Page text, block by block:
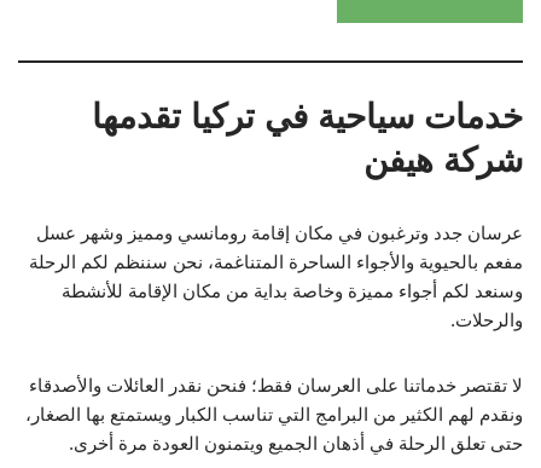
خدمات سياحية في تركيا تقدمها
شركة هيفن
عرسان جدد وترغبون في مكان إقامة رومانسي ومميز وشهر عسل
مفعم بالحيوية والأجواء الساحرة المتناغمة، نحن سننظم لكم الرحلة
وسنعد لكم أجواء مميزة وخاصة بداية من مكان الإقامة للأنشطة
والرحلات.
لا تقتصر خدماتنا على العرسان فقط؛ فنحن نقدر العائلات والأصدقاء
ونقدم لهم الكثير من البرامج التي تناسب الكبار ويستمتع بها الصغار،
حتى تعلق الرحلة في أذهان الجميع ويتمنون العودة مرة أخرى.